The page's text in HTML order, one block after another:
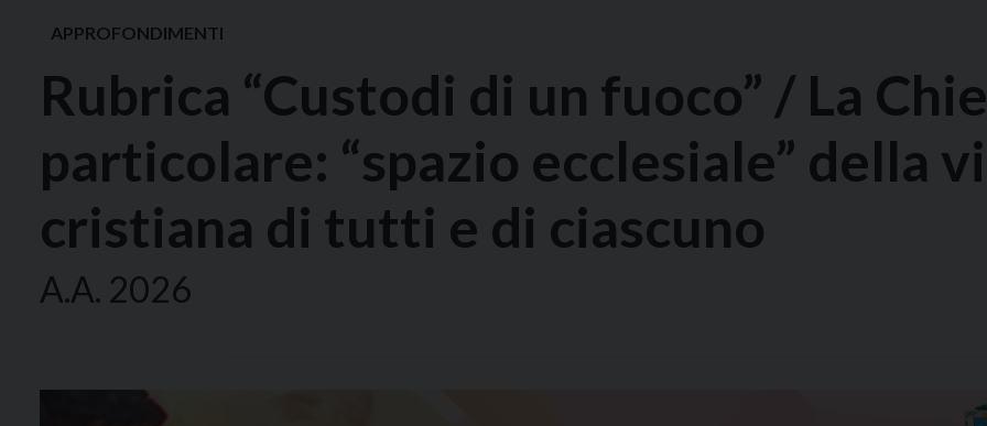
APPROFONDIMENTI
Rubrica “Custodi di un fuoco” / La
particolare: “spazio ecclesiale” della
cristiana di tutti e di ciascuno
A.A. 2026